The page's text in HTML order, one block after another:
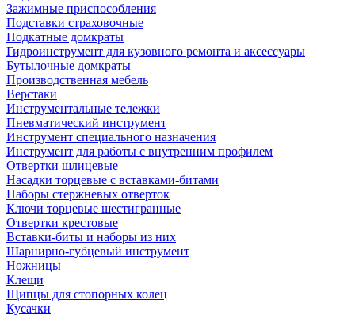
Зажимные приспособления
Подставки страховочные
Подкатные домкраты
Гидроинструмент для кузовного ремонта и аксессуары
Бутылочные домкраты
Производственная мебель
Верстаки
Инструментальные тележки
Пневматический инструмент
Инструмент специального назначения
Инструмент для работы с внутренним профилем
Отвертки шлицевые
Насадки торцевые с вставками-битами
Наборы стержневых отверток
Ключи торцевые шестигранные
Отвертки крестовые
Вставки-биты и наборы из них
Шарнирно-губцевый инструмент
Ножницы
Клещи
Щипцы для стопорных колец
Кусачки